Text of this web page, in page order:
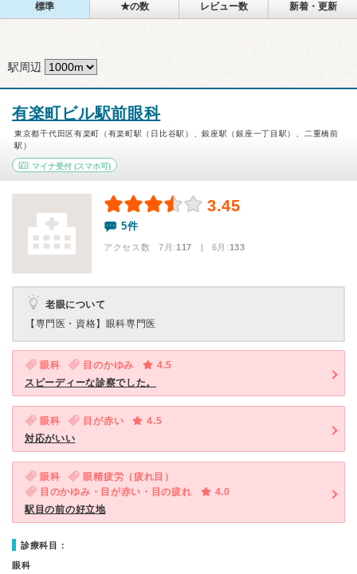
標準 ★の数 レビュー数 新着・更新
駅周辺
有楽町ビル駅前眼科
東京都千代田区有楽町（有楽町駅（日比谷駅）、銀座駅（銀座一丁目駅）、二重橋前
駅）
マイナ受付 (スマホ可)
3.45
5件
アクセス数 7月:117 | 6月:133
老眼について
【専門医・資格】 眼科専門医
眼科 目のかゆみ
4.5
スピーディーな診察でした。
眼科 目が赤い
4.5
対応がいい
眼科
眼精疲労（疲れ目）
目のかゆみ・目が赤い・目の疲れ
4.0
駅目の前の好立地
診療科目：
眼科